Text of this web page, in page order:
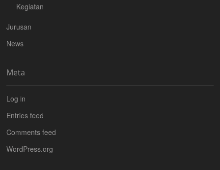
Kegiatan
Jurusan
News
Meta
Log in
Entries feed
Comments feed
WordPress.org